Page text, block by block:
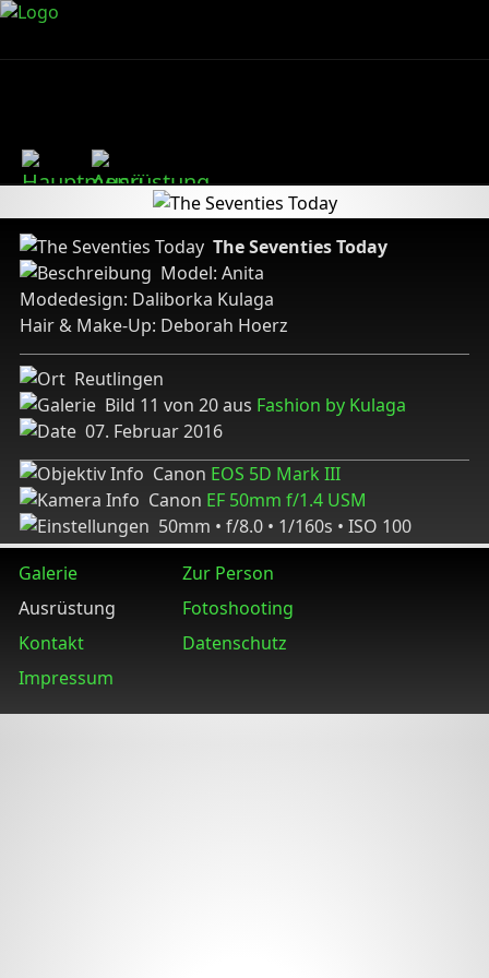
The Seventies Today
Model: Anita
Modedesign: Daliborka Kulaga
Hair & Make-Up: Deborah Hoerz
Reutlingen
Bild 11 von 20 aus Fashion by Kulaga
07. Februar 2016
Canon EOS 5D Mark III
Canon EF 50mm f/1.4 USM
50mm • f/8.0 • 1/160s • ISO 100
Galerie
Zur Person
Ausrüstung
Fotoshooting
Kontakt
Datenschutz
Impressum